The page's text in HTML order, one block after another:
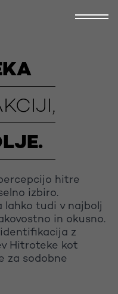
hitre
izbiro.
lahko tudi v najbolj
in okusno.
z
Hitroteke kot
za sodobne